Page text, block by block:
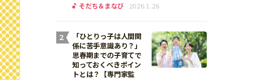
そだち＆まなび 2026.1.26
2
「ひとりっ子は人間関
係に苦手意識あり？」
思春期までの子育てで
知っておくべきポイン
トとは？【専門家監